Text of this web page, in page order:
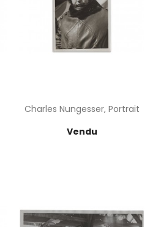
Charles Nungesser, Portrait
Vendu